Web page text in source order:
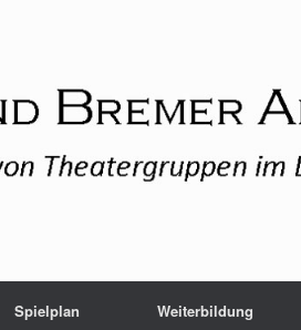
Spielplan Weiterbildung